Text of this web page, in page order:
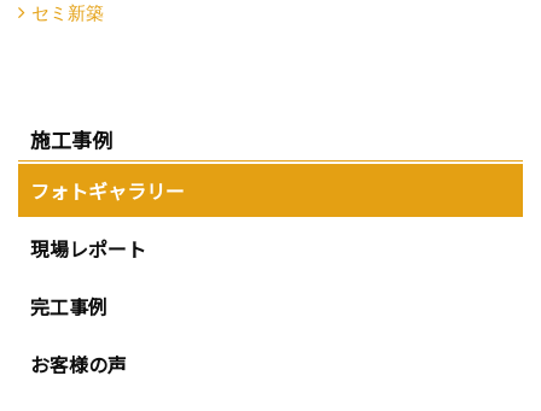
セミ新築
施工事例
フォトギャラリー
現場レポート
完工事例
お客様の声